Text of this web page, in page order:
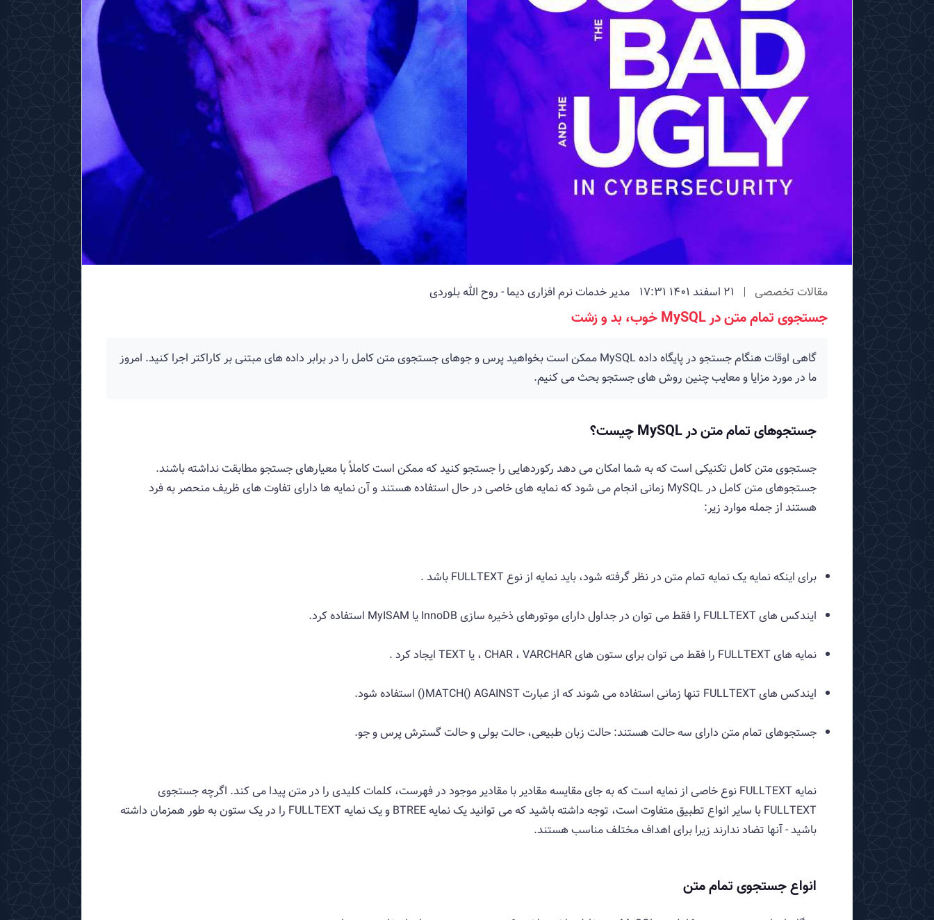
مقالات تخصصی 21 اسفند 1401 17:31 مدیر خدمات نرم افزاری دیما - روح الله بلوردی
جستجوی تمام متن در MySQL خوب، بد و زشت
گاهی اوقات هنگام جستجو در پایگاه داده MySQL ممکن است بخواهید پرس و جوهای جستجوی متن کامل را در برابر داده های مبتنی بر کاراکتر اجرا کنید. امروز
ما در مورد مزایا و معایب چنین روش های جستجو بحث می کنیم.
جستجوهای تمام متن در MySQL چیست؟
جستجوی متن کامل تکنیکی است که به شما امکان می دهد رکوردهایی را جستجو کنید که ممکن است کاملاً با معیارهای جستجو مطابقت نداشته باشند.
جستجوهای متن کامل در MySQL زمانی انجام می شود که نمایه های خاصی در حال استفاده هستند و آن نمایه ها دارای تفاوت های ظریف منحصر به فرد
هستند از جمله موارد زیر:
برای اینکه نمایه یک نمایه تمام متن در نظر گرفته شود، باید نمایه از نوع FULLTEXT باشد .
ایندکس های FULLTEXT را فقط می توان در جداول دارای موتورهای ذخیره سازی InnoDB یا MyISAM استفاده کرد.
نمایه های FULLTEXT را فقط می توان برای ستون های CHAR ، VARCHAR ، یا TEXT ایجاد کرد .
ایندکس های FULLTEXT تنها زمانی استفاده می شوند که از عبارت MATCH() AGAINST() استفاده شود.
جستجوهای تمام متن دارای سه حالت هستند: حالت زبان طبیعی، حالت بولی و حالت گسترش پرس و جو.
نمایه FULLTEXT نوع خاصی از نمایه است که به جای مقایسه مقادیر با مقادیر موجود در فهرست، کلمات کلیدی را در متن پیدا می کند. اگرچه جستجوی
FULLTEXT با سایر انواع تطبیق متفاوت است، توجه داشته باشید که می توانید یک نمایه BTREE و یک نمایه FULLTEXT را در یک ستون به طور همزمان داشته
باشید - آنها تضاد ندارند زیرا برای اهداف مختلف مناسب هستند.
انواع جستجوی تمام متن